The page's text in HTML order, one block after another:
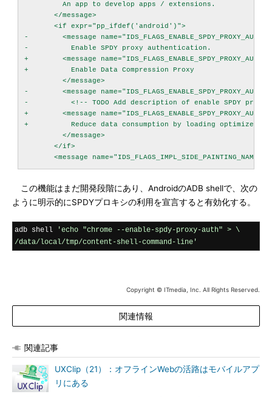
         An app to develop apps / extensions.
       </message>
       <if expr="pp_ifdef('android')">
-        <message
-          Enable SPDY proxy authentication.
+        <message
+          Enable Data Compression Proxy
         </message>
-        <message
-          <!-- TODO Add description of enable SPDY
+        <message
+          Reduce data consumption by loading optimized
         </message>
       </if>
この機能はまだ開発段階にあり、AndroidのADB shellで、次の
ように明示的にSPDYプロキシの利用を宣言すると有効化する。
adb shell
'echo "chrome --enable-spdy-proxy-auth" > \
/data/local/tmp/content-shell-command-line'
Copyright © ITmedia, Inc. All Rights Reserved.
関連情報
関連記事
UXClip（21）：オフラインWebの活路はモバイルアプ
リにある